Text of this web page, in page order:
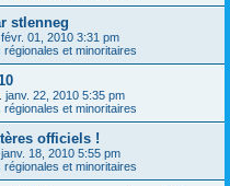
stlenneg
01, 2010 3:31 pm
et minoritaires
janv. 22, 2010 5:35 pm
et minoritaires
officiels !
18, 2010 5:55 pm
et minoritaires